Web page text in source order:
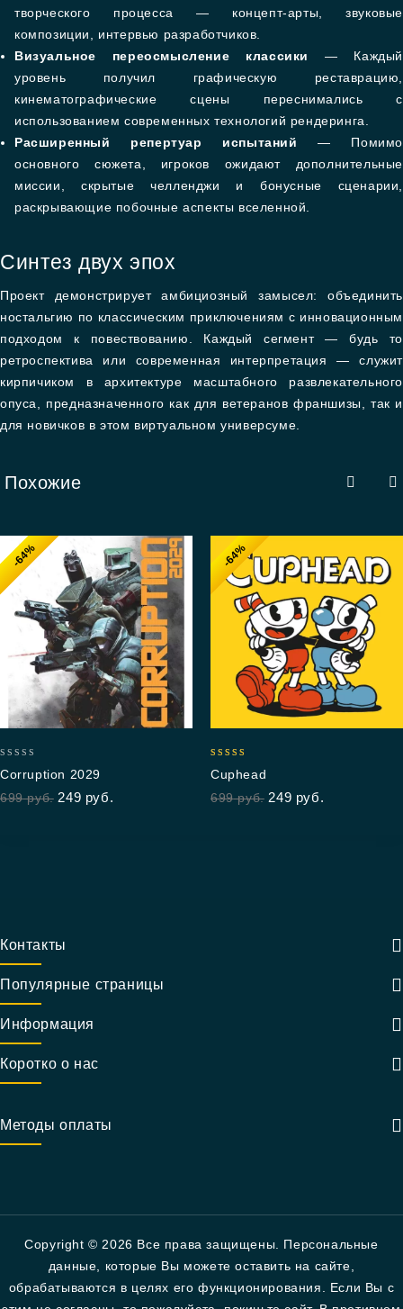
творческого процесса — концепт-арты, звуковые
композиции, интервью разработчиков.
Визуальное переосмысление классики
— Каждый
уровень получил графическую реставрацию,
кинематографические сцены переснимались с
использованием современных технологий рендеринга.
Расширенный репертуар испытаний — Помимо
основного сюжета, игроков ожидают дополнительные
миссии, скрытые челленджи и бонусные сценарии,
раскрывающие побочные аспекты вселенной.
Синтез двух эпох
Проект демонстрирует амбициозный замысел: объединить
ностальгию по классическим приключениям с инновационным
подходом к повествованию. Каждый сегмент — будь то
ретроспектива или современная интерпретация — служит
кирпичиком в архитектуре масштабного развлекательного
опуса, предназначенного как для ветеранов франшизы, так и
для новичков в этом виртуальном универсуме.
Похожие
-64%
out
of
Corruption 2029
699руб. 249 руб.
-64%
out of 5
Cuphead
699руб. 249 руб.
Контакты
Популярные страницы
Информация
Коротко о нас
Методы оплаты
Copyright © 2026 Все права защищены. Персональные
данные, которые Вы можете оставить на сайте,
обрабатываются в целях его функционирования. Если Вы с